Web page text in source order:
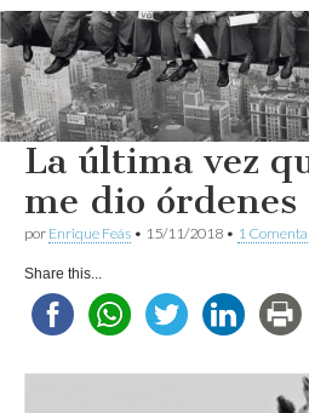
La última vez
me dio órdenes
por Enrique Feás • 15/11/2018 • 1
Share this...